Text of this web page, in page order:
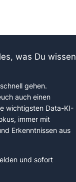
was Du wissen
gehen.
auch einen
wichtigsten Data-KI-
immer mit
Erkenntnissen aus
und sofort